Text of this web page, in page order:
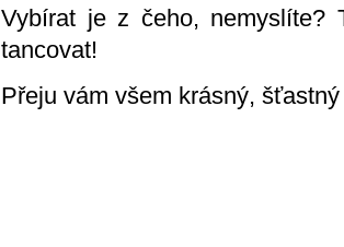
Vybírat je z čeho, nemyslíte?
tancovat!
Přeju vám všem krásný,